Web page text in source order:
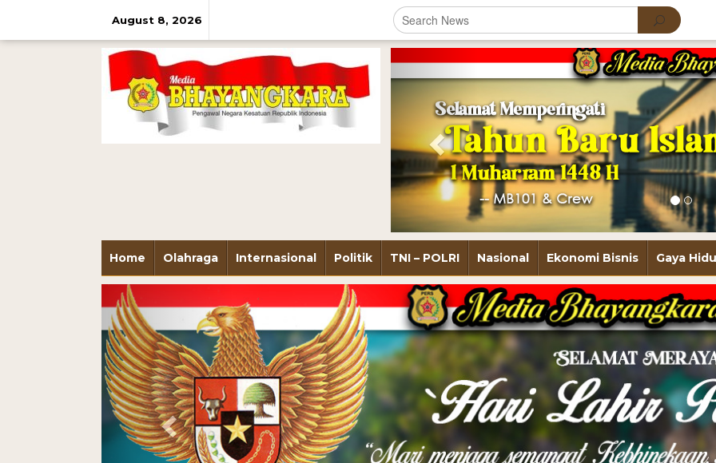
August 8, 2026
Previous
Home Olahraga Internasional Politik TNI – POLRI Nasional Ekonomi Bisnis Gaya